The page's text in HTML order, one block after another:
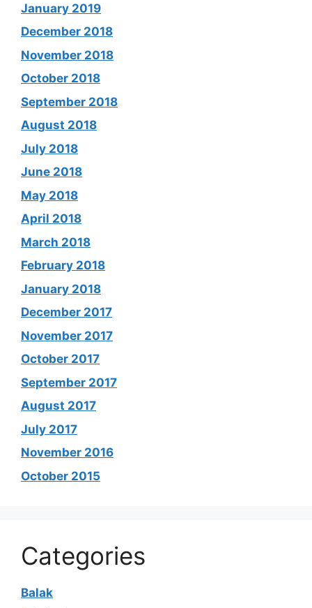
January 2019
December 2018
November 2018
October 2018
September 2018
August 2018
July 2018
June 2018
May 2018
April 2018
March 2018
February 2018
January 2018
December 2017
November 2017
October 2017
September 2017
August 2017
July 2017
November 2016
October 2015
Categories
Balak